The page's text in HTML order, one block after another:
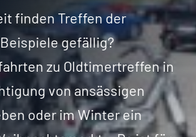
finden Treffen der
gefällig?
zu Oldtimertreffen in
von ansässigen
oder im Winter ein